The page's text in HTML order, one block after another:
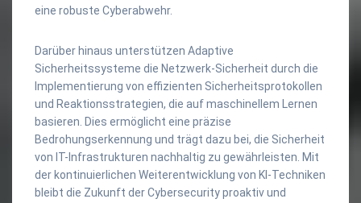
eine robuste Cyberabwehr.
Darüber hinaus unterstützen Adaptive
Sicherheitssysteme die Netzwerk-Sicherheit durch die
Implementierung von effizienten Sicherheitsprotokollen
und Reaktionsstrategien, die auf maschinellem Lernen
basieren. Dies ermöglicht eine präzise
Bedrohungserkennung und trägt dazu bei, die Sicherheit
von IT-Infrastrukturen nachhaltig zu gewährleisten. Mit
der kontinuierlichen Weiterentwicklung von KI-Techniken
bleibt die Zukunft der Cybersecurity proaktiv und